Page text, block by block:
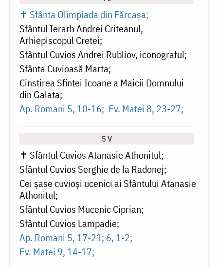
✝ Sfânta Olimpiada din Fărcașa
Sfântul Ierarh Andrei Criteanul,
Arhiepiscopul Cretei
Sfântul Cuvios Andrei Rubliov, iconograful
Sfânta Cuvioasă Marta
Cinstirea Sfintei Icoane a Maicii Domnului
din Galata
Ap. Romani 5, 10-16 Ev. Matei 8, 23-27
5 V
✝ Sfântul Cuvios Atanasie Athonitul
Sfântul Cuvios Serghie de la Radonej
Cei șase cuvioși ucenici ai Sfântului Atanasie
Athonitul
Sfântul Cuvios Mucenic Ciprian
Sfântul Cuvios Lampadie
Ap. Romani 5, 17-21; 6, 1-2
Ev. Matei 9, 14-17